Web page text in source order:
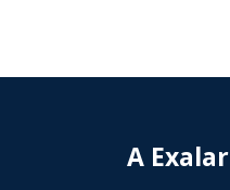
A Exalar